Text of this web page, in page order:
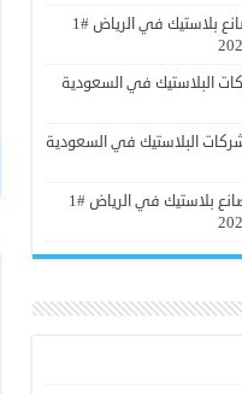
أكبر مصانع بلاستيك في الرياض #1
البلاستيك في السعودية
البلاستيك في السعودية
أكبر مصانع بلاستيك في الرياض #1